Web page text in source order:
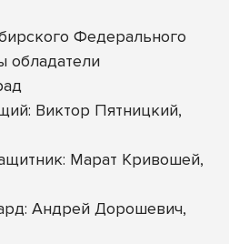
Федерального
обладатели
Виктор Пятницкий,
Марат Кривошей,
Андрей Дорошевич,